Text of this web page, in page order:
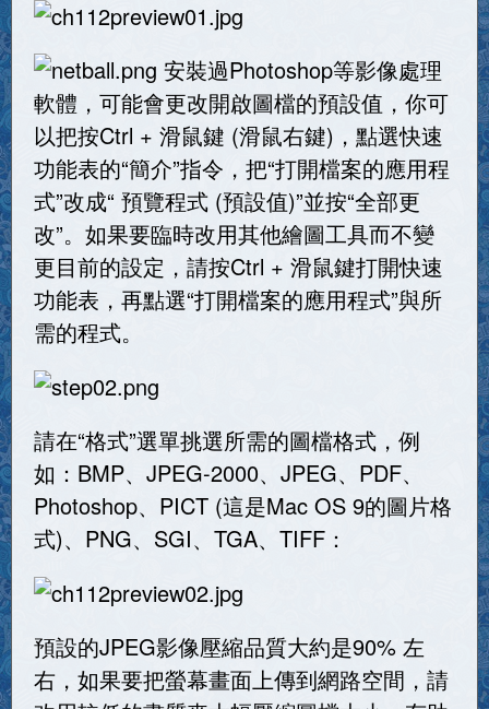
安裝過Photoshop等影像處理
軟體，可能會更改開啟圖檔的預設值，你可
以把按Ctrl + 滑鼠鍵 (滑鼠右鍵)，點選快速
功能表的“簡介”指令，把“打開檔案的應用程
式”改成“ 預覽程式 (預設值)”並按“全部更
改”。如果要臨時改用其他繪圖工具而不變
更目前的設定，請按Ctrl + 滑鼠鍵打開快速
功能表，再點選“打開檔案的應用程式”與所
需的程式。
請在“格式”選單挑選所需的圖檔格式，例
如：BMP、JPEG-2000、JPEG、PDF、
Photoshop、PICT (這是Mac OS 9的圖片格
式)、PNG、SGI、TGA、TIFF：
預設的JPEG影像壓縮品質大約是90% 左
右，如果要把螢幕畫面上傳到網路空間，請